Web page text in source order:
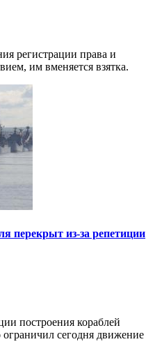
регистрации права и
им вменяется взятка.
перекрыт из-за репетиции
построения кораблей
сегодня движение